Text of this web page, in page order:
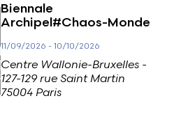
Biennale
Archipel#Chaos-Monde
11/09/2026 -10/10/2026
Centre Wallonie-Bruxelles -
127-129 rue Saint Martin
75004 Paris